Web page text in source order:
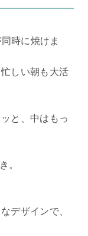
時に焼けま
しい朝も大活
と、中はもっ
。
デザインで、